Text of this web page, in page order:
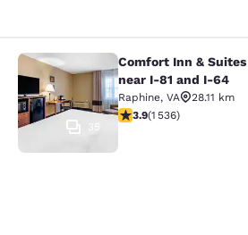
Comfort Inn &
Comfort Inn &
near I-81 and I-64
Raphine, VA
28.11 km
3.93 étoiles. Bien. 1536
3.9(1 536)